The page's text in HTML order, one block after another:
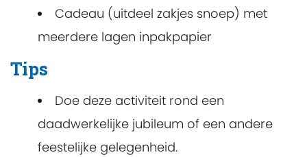
Cadeau (uitdeel zakjes snoep) met
meerdere lagen inpakpapier
Tips
Doe deze activiteit rond een
daadwerkelijke jubileum of een andere
feestelijke gelegenheid.